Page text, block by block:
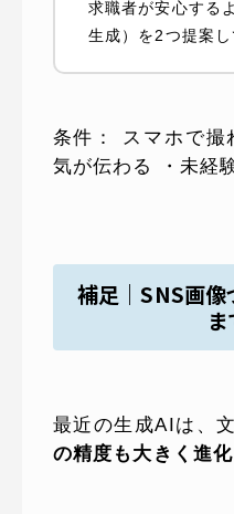
求職者が安心する
生成）を2つ提案し
条件： スマホで撮
気が伝わる ・未経
補足｜SNS画像
最近の生成AIは、
の精度も大きく進化